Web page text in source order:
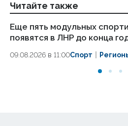
Читайте также
Еще пять модульных
появятся в ЛНР до конца
09.08.2026 в 11:00Спорт